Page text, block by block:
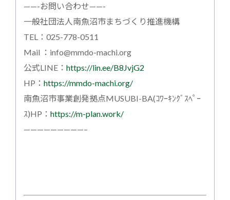
——-お問い合わせ——-
一般社団法人南魚沼市まちづくり推進機構
TEL：025-778-0511
Mail ：info@mmdo-machi.org
公式LINE： https://lin.ee/B8JvjG2
HP： https://mmdo-machi.org/
南魚沼市事業創発拠点MUSUBI-BA(ｺﾜｰｷﾝｸﾞｽﾍﾟｰ
ｽ)HP： https://m-plan.work/
—————————–